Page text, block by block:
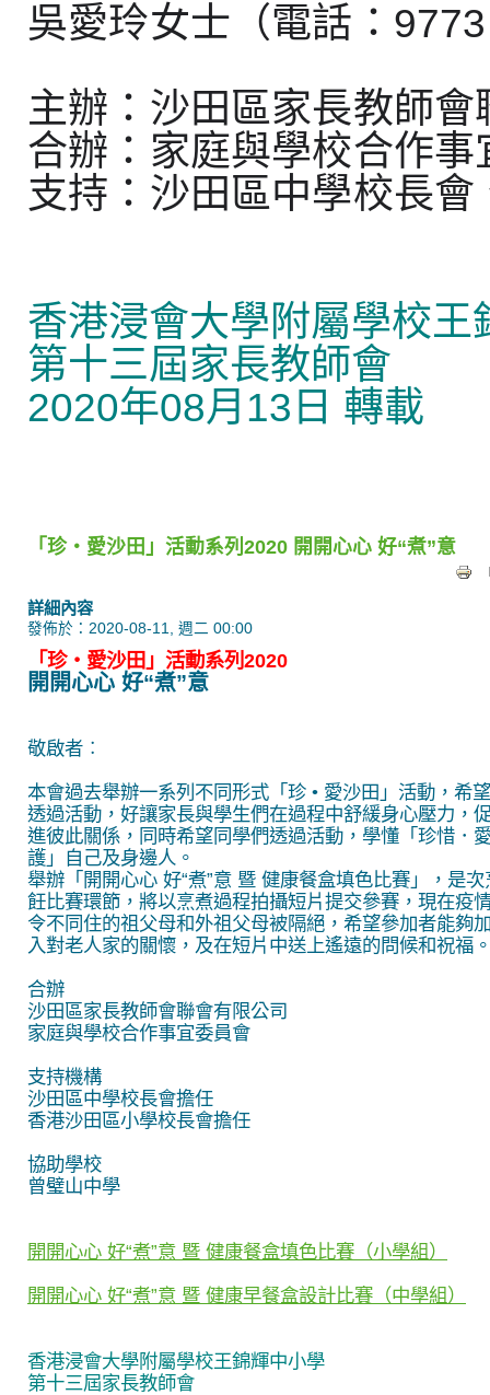
吳愛玲女士（電話：
主辦：沙田區家長教師
合辦：家庭與學校合作事
支持：沙田區中學校長
香港浸會大學附屬學校王
第十三屆家長教師會
2020年08月13日 轉載
「珍‧愛沙田」活動系列2020 開開心心 好“煮”意
詳細內容
發佈於：2020-08-11, 週二 00:00
「珍‧愛沙田」活動系列2020
開開心心 好“煮”意
敬啟者︰
本會過去舉辦一系列不同形式「珍 • 愛沙田」活動，希望
透過活動，好讓家長與學生們在過程中舒緩身心壓力，
進彼此關係，同時希望同學們透過活動，學懂「珍惜．
護」自己及身邊人。
舉辦「開開心心 好“煮”意 暨 健康餐盒填色比賽」，是次
飪比賽環節，將以烹煮過程拍攝短片提交參賽，現在疫
令不同住的祖父母和外祖父母被隔絕，希望參加者能夠
入對老人家的關懷，及在短片中送上遙遠的問候和祝福
合辦
沙田區家長教師會聯會有限公司
家庭與學校合作事宜委員會
支持機構
沙田區中學校長會擔任
香港沙田區小學校長會擔任
協助學校
曾璧山中學
開開心心 好“煮”意 暨 健康餐盒填色比賽（小學組）
開開心心 好“煮”意 暨 健康早餐盒設計比賽（中學組）
香港浸會大學附屬學校王錦輝中小學
第十三屆家長教師會